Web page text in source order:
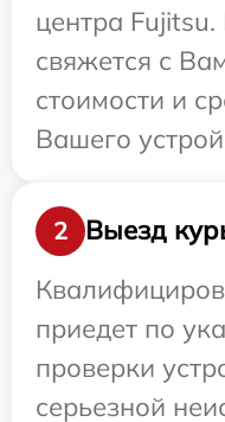
центра
свяжется с
стоимости и
Вашего
2
Выезд
приедет по
проверки
серьезной